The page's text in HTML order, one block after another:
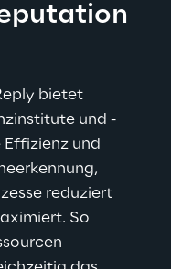
bietet
und -
Effizienz und
reduziert
So